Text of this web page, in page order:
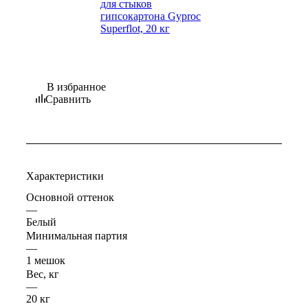
В избранное
Сравнить
Характеристики
Основной оттенок
—
Белый
Минимальная партия
—
1 мешок
Вес, кг
—
20 кг